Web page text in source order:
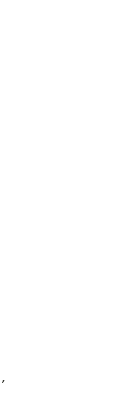
,